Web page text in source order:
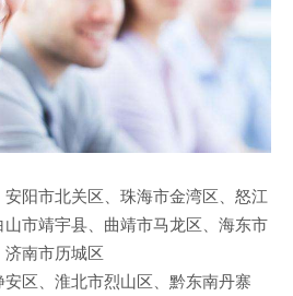
阳市北关区、珠海市金湾区、怒江
市靖宇县、曲靖市马龙区、海东市
南市历城区
区、淮北市烈山区、黔东南丹寨